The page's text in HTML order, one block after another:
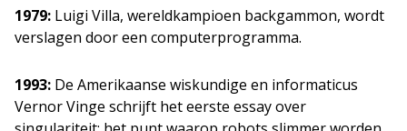
1979: Luigi Villa, wereldkampioen backgammon, wordt
verslagen door een computerprogramma.
1993: De Amerikaanse wiskundige en informaticus
Vernor Vinge schrijft het eerste essay over